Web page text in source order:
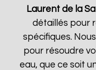
Laurent de la
détaillés pour
spécifiques.
pour résoudre
eau, que ce soit